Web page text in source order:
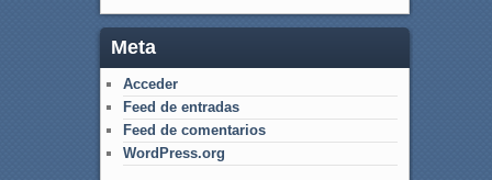
Meta
Acceder
Feed de entradas
Feed de comentarios
WordPress.org